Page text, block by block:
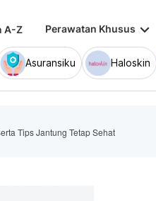
A-Z Perawatan Khusus keyboard_arrow_down
Asuransiku Haloskin
Tips Jantung Tetap Sehat